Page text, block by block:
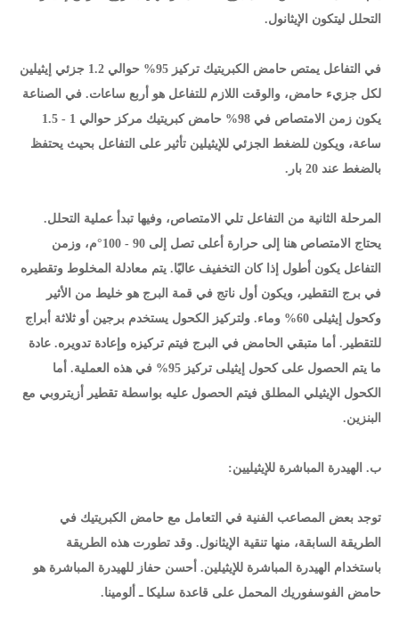
التحلل ليتكون الإيثانول.
في التفاعل يمتص حامض الكبريتيك تركيز 95% حوالي 1.2 جزئي إيثيلين
لكل جزيء حامض، والوقت اللازم للتفاعل هو أربع ساعات. في الصناعة
يكون زمن الامتصاص في 98% حامض كبريتيك مركز حوالي 1 - 1.5
ساعة، ويكون للضغط الجزئي للإيثيلين تأثير على التفاعل بحيث يحتفظ
بالضغط عند 20 بار.
المرحلة الثانية من التفاعل تلي الامتصاص، وفيها تبدأ عملية التحلل.
يحتاج الامتصاص هنا إلى حرارة أعلى تصل إلى 90 - 100°م، وزمن
التفاعل يكون أطول إذا كان التخفيف عاليًا. يتم معادلة المخلوط وتقطيره
في برج التقطير، ويكون أول ناتج في قمة البرج هو خليط من الأثير
وكحول إيثيلى 60% وماء. ولتركيز الكحول يستخدم برجين أو ثلاثة أبراج
للتقطير. أما متبقي الحامض في البرج فيتم تركيزه وإعادة تدويره. عادة
ما يتم الحصول على كحول إيثيلى تركيز 95% في هذه العملية. أما
الكحول الإيثيلي المطلق فيتم الحصول عليه بواسطة تقطير أزيتروبي مع
البنزين.
ب. الهيدرة المباشرة للإيثيليين:
توجد بعض المصاعب الفنية في التعامل مع حامض الكبريتيك في
الطريقة السابقة، منها تنقية الإيثانول. وقد تطورت هذه الطريقة
باستخدام الهيدرة المباشرة للإيثيلين. أحسن حفاز للهيدرة المباشرة هو
حامض الفوسفوريك المحمل على قاعدة سليكا ـ ألومينا.